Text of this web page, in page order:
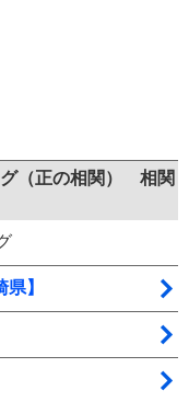
（正の相関） 相関
】